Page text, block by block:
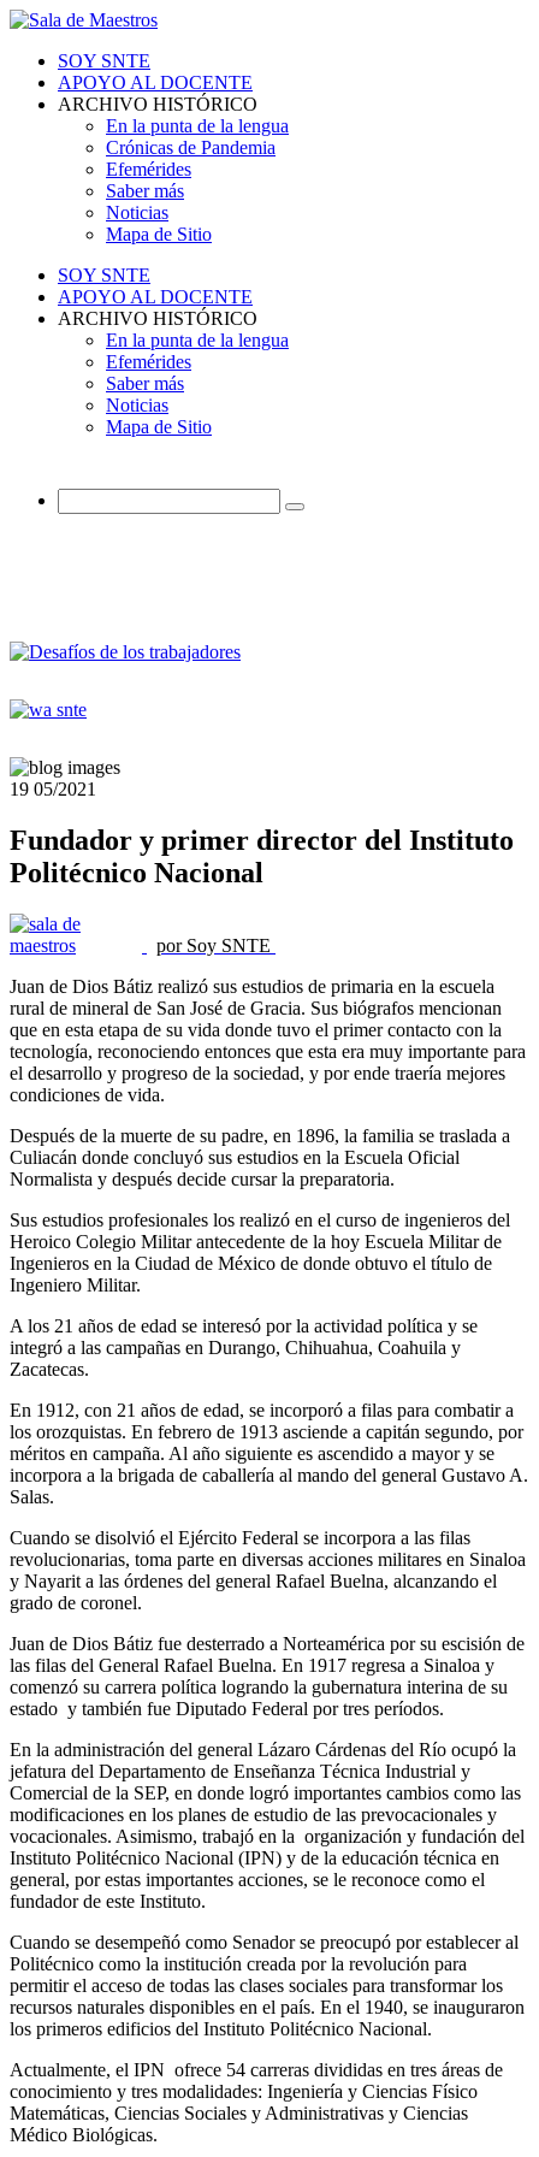
SOY SNTE
APOYO AL DOCENTE
ARCHIVO HISTÓRICO
En la punta de la lengua
Crónicas de Pandemia
Efemérides
Saber más
Noticias
Mapa de Sitio
SOY SNTE
APOYO AL DOCENTE
ARCHIVO HISTÓRICO
En la punta de la lengua
Efemérides
Saber más
Noticias
Mapa de Sitio
19 05/2021
Fundador y primer director del Instituto
Politécnico Nacional
por Soy SNTE
Juan de Dios Bátiz realizó sus estudios de primaria en la escuela
rural de mineral de San José de Gracia. Sus biógrafos mencionan
que en esta etapa de su vida donde tuvo el primer contacto con la
tecnología, reconociendo entonces que esta era muy importante para
el desarrollo y progreso de la sociedad, y por ende traería mejores
condiciones de vida.
Después de la muerte de su padre, en 1896, la familia se traslada a
Culiacán donde concluyó sus estudios en la Escuela Oficial
Normalista y después decide cursar la preparatoria.
Sus estudios profesionales los realizó en el curso de ingenieros del
Heroico Colegio Militar antecedente de la hoy Escuela Militar de
Ingenieros en la Ciudad de México de donde obtuvo el título de
Ingeniero Militar.
A los 21 años de edad se interesó por la actividad política y se
integró a las campañas en Durango, Chihuahua, Coahuila y
Zacatecas.
En 1912, con 21 años de edad, se incorporó a filas para combatir a
los orozquistas. En febrero de 1913 asciende a capitán segundo, por
méritos en campaña. Al año siguiente es ascendido a mayor y se
incorpora a la brigada de caballería al mando del general Gustavo A.
Salas.
Cuando se disolvió el Ejército Federal se incorpora a las filas
revolucionarias, toma parte en diversas acciones militares en Sinaloa
y Nayarit a las órdenes del general Rafael Buelna, alcanzando el
grado de coronel.
Juan de Dios Bátiz fue desterrado a Norteamérica por su escisión de
las filas del General Rafael Buelna. En 1917 regresa a Sinaloa y
comenzó su carrera política logrando la gubernatura interina de su
estado y también fue Diputado Federal por tres períodos.
En la administración del general Lázaro Cárdenas del Río ocupó la
jefatura del Departamento de Enseñanza Técnica Industrial y
Comercial de la SEP, en donde logró importantes cambios como las
modificaciones en los planes de estudio de las prevocacionales y
vocacionales. Asimismo, trabajó en la organización y fundación del
Instituto Politécnico Nacional (IPN) y de la educación técnica en
general, por estas importantes acciones, se le reconoce como el
fundador de este Instituto.
Cuando se desempeñó como Senador se preocupó por establecer al
Politécnico como la institución creada por la revolución para
permitir el acceso de todas las clases sociales para transformar los
recursos naturales disponibles en el país. En el 1940, se inauguraron
los primeros edificios del Instituto Politécnico Nacional.
Actualmente, el IPN ofrece 54 carreras divididas en tres áreas de
conocimiento y tres modalidades: Ingeniería y Ciencias Físico
Matemáticas, Ciencias Sociales y Administrativas y Ciencias
Médico Biológicas.